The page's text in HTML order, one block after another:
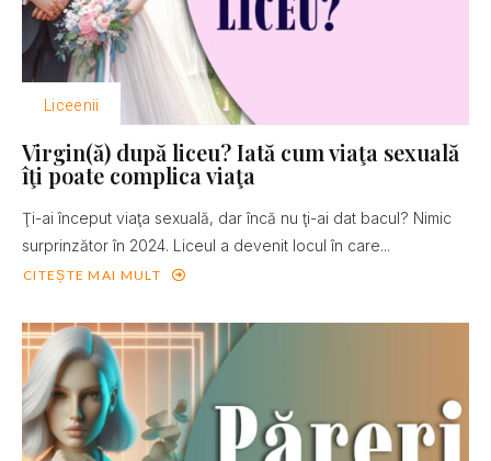
Liceenii
Virgin(ă) după liceu? Iată cum viaţa sexuală
îţi poate complica viaţa
Ţi-ai început viaţa sexuală, dar încă nu ţi-ai dat bacul? Nimic
surprinzător în 2024. Liceul a devenit locul în care...
CITEȘTE MAI MULT